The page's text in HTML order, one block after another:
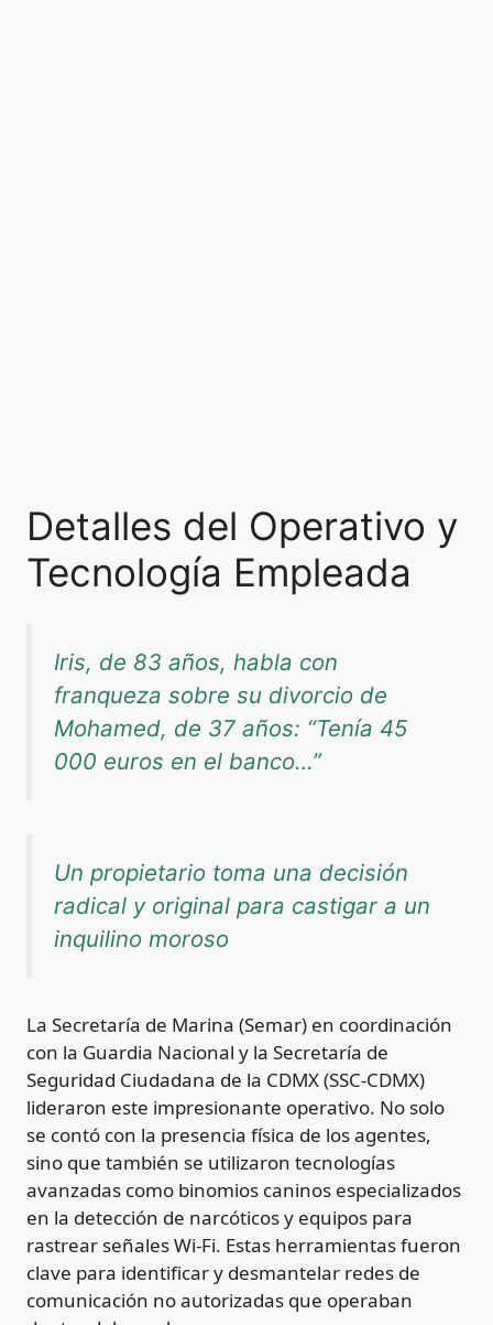
Detalles del Operativo y
Tecnología Empleada
Iris, de 83 años, habla con
franqueza sobre su divorcio de
Mohamed, de 37 años: “Tenía 45
000 euros en el banco…”
Un propietario toma una decisión
radical y original para castigar a un
inquilino moroso
La Secretaría de Marina (Semar) en coordinación
con la Guardia Nacional y la Secretaría de
Seguridad Ciudadana de la CDMX (SSC-CDMX)
lideraron este impresionante operativo. No solo
se contó con la presencia física de los agentes,
sino que también se utilizaron tecnologías
avanzadas como binomios caninos especializados
en la detección de narcóticos y equipos para
rastrear señales Wi-Fi. Estas herramientas fueron
clave para identificar y desmantelar redes de
comunicación no autorizadas que operaban